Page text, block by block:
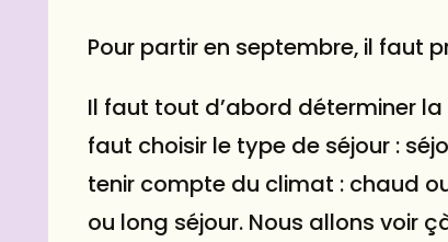
Pour partir en septembre, il faut
Il faut tout d’abord déterminer
faut choisir le type de séjour :
tenir compte du climat : chaud
ou long séjour. Nous allons voir